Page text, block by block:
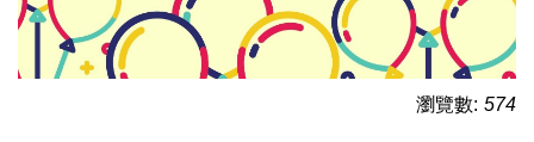
瀏覽數: 574